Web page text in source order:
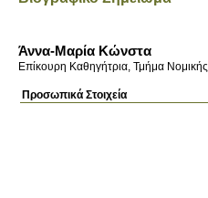
Άννα-Μαρία Κώνστα
Επίκουρη Καθηγήτρια, Τμήμα Νομικής
Προσωπικά Στοιχεία